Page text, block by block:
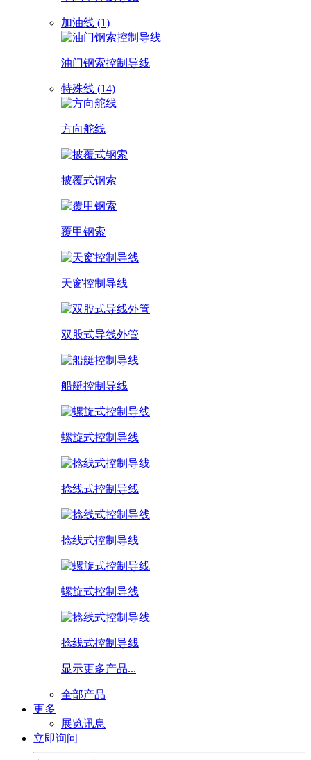
加油线 (1)
油门钢索控制导线
特殊线 (14)
方向舵线
披覆式钢索
覆甲钢索
天窗控制导线
双股式导线外管
船艇控制导线
螺旋式控制导线
捻线式控制导线
捻线式控制导线
螺旋式控制导线
捻线式控制导线
显示更多产品...
全部产品
更多
展览讯息
立即询问